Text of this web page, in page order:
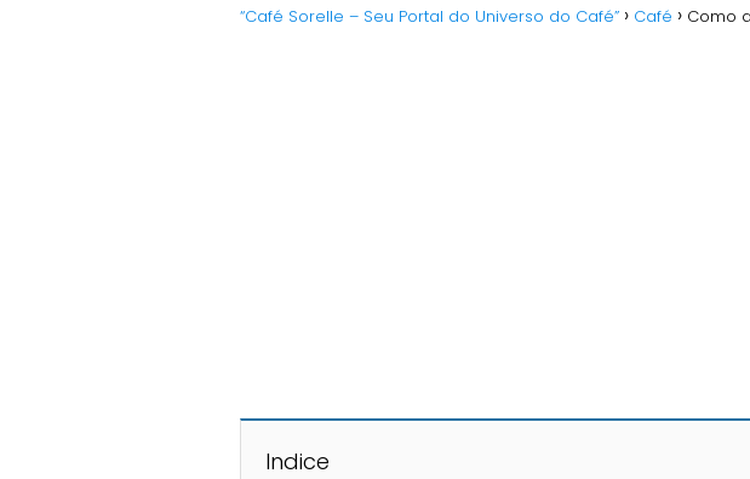
“Café Sorelle – Seu Portal do Universo do Café” Café Como
Indice